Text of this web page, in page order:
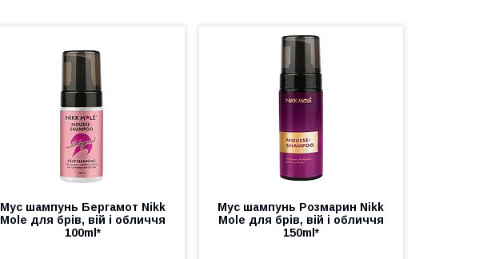
Мус шампунь Бергамот Nikk
Mole для брів, вій і обличчя
100ml*
Мус шампунь Розмарин Nikk
Mole для брів, вій і обличчя
150ml*